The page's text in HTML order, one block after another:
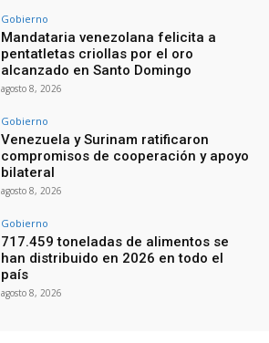
Gobierno
Mandataria venezolana felicita a
pentatletas criollas por el oro
alcanzado en Santo Domingo
agosto 8, 2026
Gobierno
Venezuela y Surinam ratificaron
compromisos de cooperación y apoyo
bilateral
agosto 8, 2026
Gobierno
717.459 toneladas de alimentos se
han distribuido en 2026 en todo el
país
agosto 8, 2026